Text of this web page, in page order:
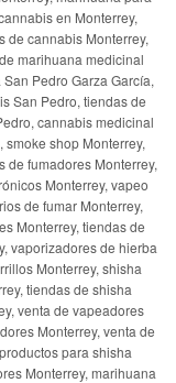
en Monterrey,
de cannabis Monterrey,
marihuana medicinal
Pedro Garza García,
San Pedro, tiendas de
cannabis medicinal
shop Monterrey,
de fumadores Monterrey,
Monterrey, vapeo
de fumar Monterrey,
Monterrey, tiendas de
vaporizadores de hierba
Monterrey, shisha
tiendas de shisha
venta de vapeadores
Monterrey, venta de
para shisha
Monterrey, marihuana